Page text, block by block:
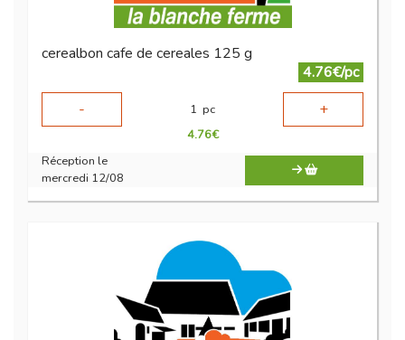
cerealbon cafe de cereales 125 g
4.76€/pc
-
1 pc +
4.76€
Réception le
mercredi 12/08